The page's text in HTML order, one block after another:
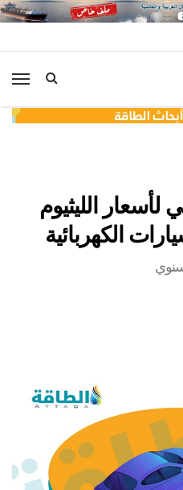
لأسعار الليثيوم
الكهربائية